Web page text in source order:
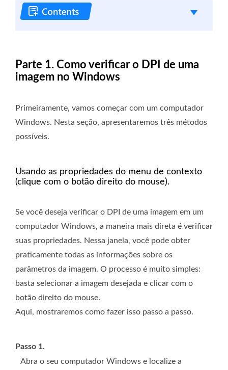
Parte 1. Como verificar o DPI de uma
imagem no Windows
Primeiramente, vamos começar com um computador
Windows. Nesta seção, apresentaremos três métodos
possíveis.
Usando as propriedades do menu de contexto
(clique com o botão direito do mouse).
Se você deseja verificar o DPI de uma imagem em um
computador Windows, a maneira mais direta é verificar
suas propriedades. Nessa janela, você pode obter
praticamente todas as informações sobre os
parâmetros da imagem. O processo é muito simples:
basta selecionar a imagem desejada e clicar com o
botão direito do mouse.
Aqui, mostraremos como fazer isso passo a passo.
Passo 1.
Abra o seu computador Windows e localize a